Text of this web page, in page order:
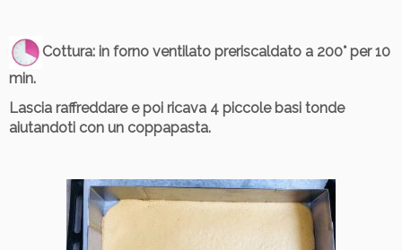
Cottura: in forno ventilato preriscaldato a 200° per 10
min.
Lascia raffreddare e poi ricava 4 piccole basi tonde
aiutandoti con un coppapasta.